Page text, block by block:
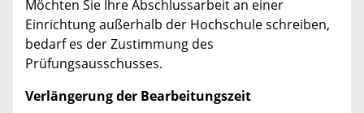
Möchten Sie Ihre Abschlussarbeit an einer
Einrichtung außerhalb der Hochschule schreiben,
bedarf es der Zustimmung des
Prüfungsausschusses.
Verlängerung der Bearbeitungszeit